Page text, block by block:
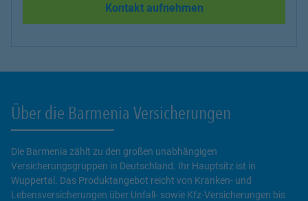
Kontakt aufnehmen
Über die Barmenia Versicherungen
Die Barmenia zählt zu den großen unabhängigen
Versicherungsgruppen in Deutschland. Ihr Hauptsitz ist in
Wuppertal. Das Produktangebot reicht von Kranken- und
Lebensversicherungen über Unfall- sowie Kfz-Versicherungen bis